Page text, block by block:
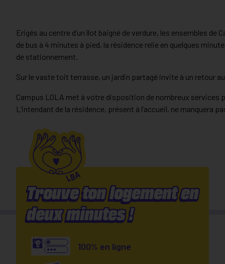
Erigés au centre d’un îlot baigné de verdure, les ensembles
de bus à 4 minutes à pied, la résidence relie en quelques
de stationnement.
Sur le vaste toit terrasse, un jardin partagé invite à un retour
Campus LOLA met à votre disposition de nombreux services
L’intendant de la résidence, présent à l’accueil, ne manquera
Trouve ton logement en
deux minutes !
100% en ligne